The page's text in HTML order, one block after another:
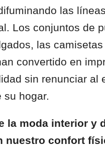
las
Los conjuntos de
las
convertido en
sin renunciar al
su hogar.
la moda interior y
nuestro confort